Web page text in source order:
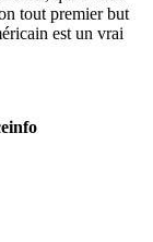
tout premier but
est un vrai